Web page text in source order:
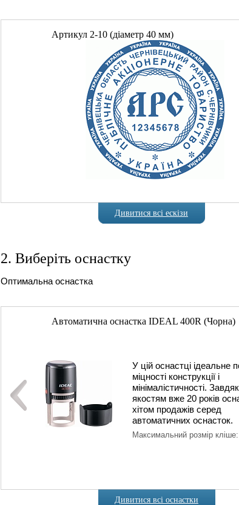
Артикул 2-10 (діаметр 40 мм)
Дивитися всі ескізи
2. Виберіть оснастку
Оптимальна оснастка
Автоматична оснастка IDEAL 400R (Чорна)
У цій оснастці ідеальне
міцності конструкції і
мінімалістичності.
якостям вже 20 років
хітом продажів серед
автоматичних оснасток.
Максимальний розмір
Дивитися всі оснастки